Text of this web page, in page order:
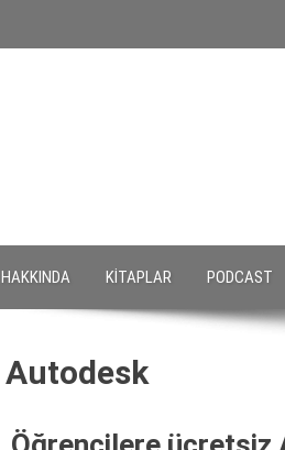
HAKKINDA KITAPLAR PODCAST
Autodesk